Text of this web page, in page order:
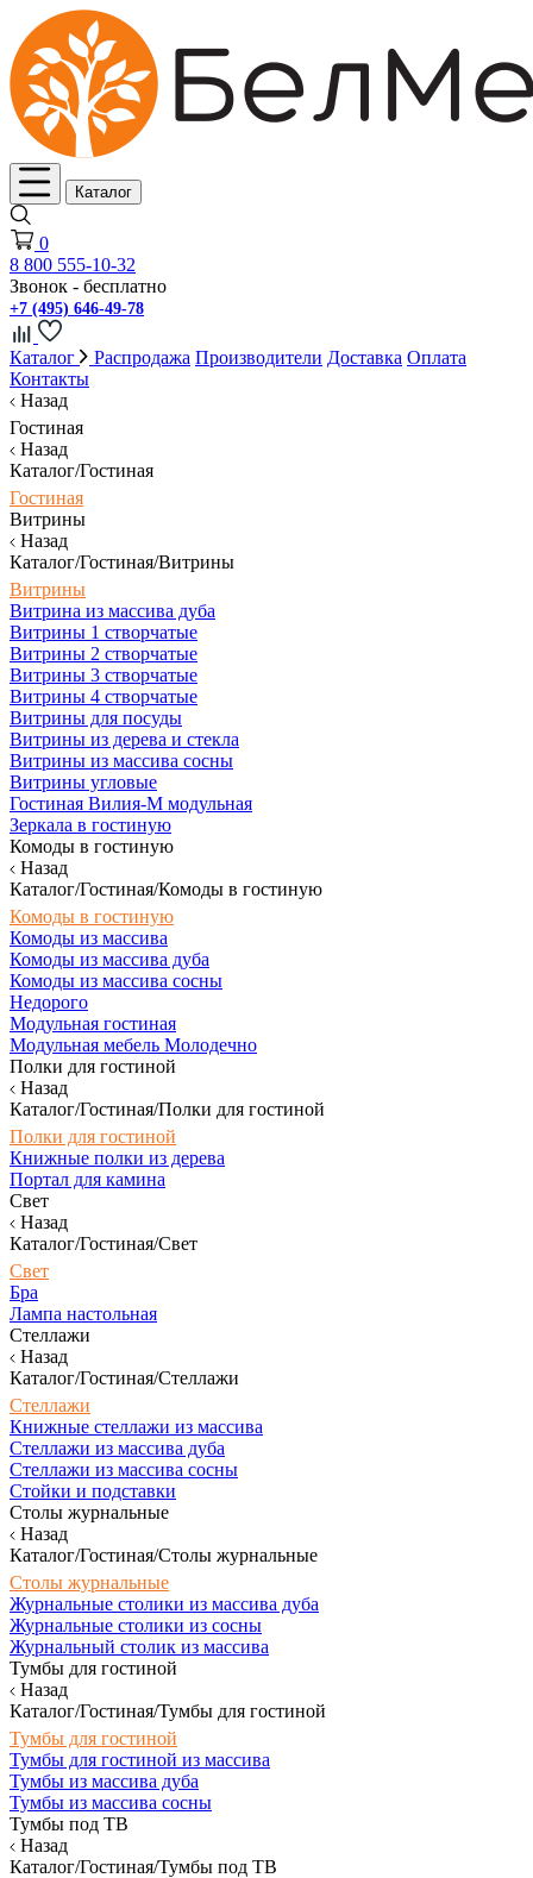
Каталог
0
8 800 555-10-32
Звонок - бесплатно
+7 (495) 646-49-78
Каталог Распродажа Производители Доставка Оплата
Контакты
Назад
Гостиная
Назад
Каталог/Гостиная
Гостиная
Витрины
Назад
Каталог/Гостиная/Витрины
Витрины
Витрина из массива дуба
Витрины 1 створчатые
Витрины 2 створчатые
Витрины 3 створчатые
Витрины 4 створчатые
Витрины для посуды
Витрины из дерева и стекла
Витрины из массива сосны
Витрины угловые
Гостиная Вилия-М модульная
Зеркала в гостиную
Комоды в гостиную
Назад
Каталог/Гостиная/Комоды в гостиную
Комоды в гостиную
Комоды из массива
Комоды из массива дуба
Комоды из массива сосны
Недорого
Модульная гостиная
Модульная мебель Молодечно
Полки для гостиной
Назад
Каталог/Гостиная/Полки для гостиной
Полки для гостиной
Книжные полки из дерева
Портал для камина
Свет
Назад
Каталог/Гостиная/Свет
Свет
Бра
Лампа настольная
Стеллажи
Назад
Каталог/Гостиная/Стеллажи
Стеллажи
Книжные стеллажи из массива
Стеллажи из массива дуба
Стеллажи из массива сосны
Стойки и подставки
Столы журнальные
Назад
Каталог/Гостиная/Столы журнальные
Столы журнальные
Журнальные столики из массива дуба
Журнальные столики из сосны
Журнальный столик из массива
Тумбы для гостиной
Назад
Каталог/Гостиная/Тумбы для гостиной
Тумбы для гостиной
Тумбы для гостиной из массива
Тумбы из массива дуба
Тумбы из массива сосны
Тумбы под ТВ
Назад
Каталог/Гостиная/Тумбы под ТВ